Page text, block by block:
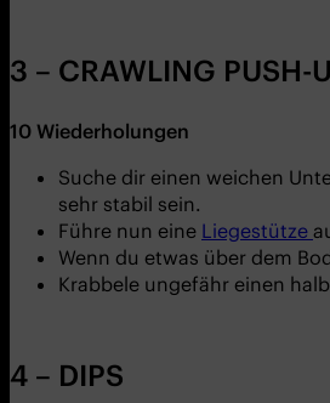
3 – CRAWLING PUSH-
10 Wiederholungen
Suche dir einen weichen
sehr stabil sein.
Führe nun eine Liegestütze
Wenn du etwas über dem
Krabbele ungefähr einen
4 – DIPS